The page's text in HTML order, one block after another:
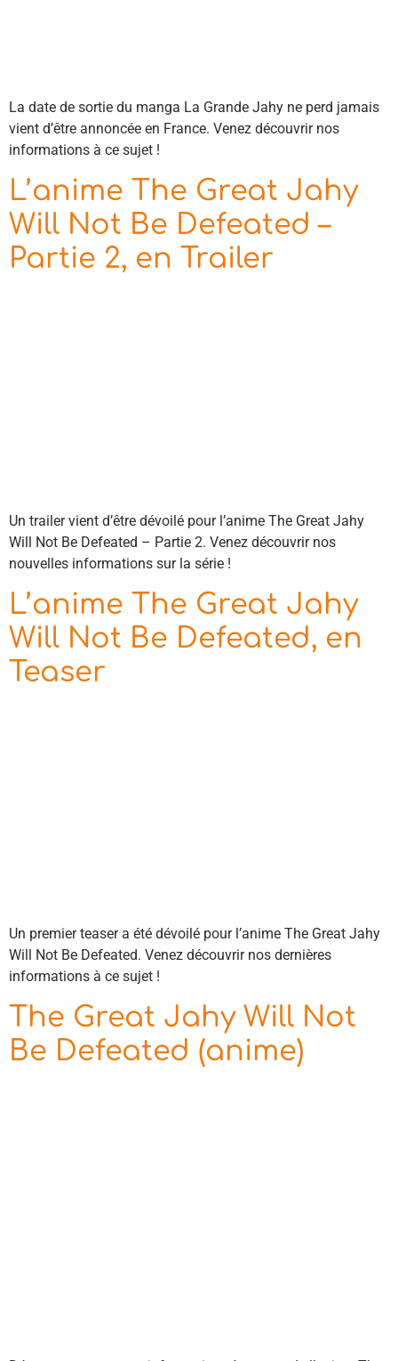
La date de sortie du manga La Grande Jahy ne perd jamais
vient d’être annoncée en France. Venez découvrir nos
informations à ce sujet !
L’anime The Great Jahy
Will Not Be Defeated –
Partie 2, en Trailer
Un trailer vient d’être dévoilé pour l’anime The Great Jahy
Will Not Be Defeated – Partie 2. Venez découvrir nos
nouvelles informations sur la série !
L’anime The Great Jahy
Will Not Be Defeated, en
Teaser
Un premier teaser a été dévoilé pour l’anime The Great Jahy
Will Not Be Defeated. Venez découvrir nos dernières
informations à ce sujet !
The Great Jahy Will Not
Be Defeated (anime)